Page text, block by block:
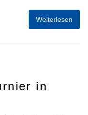
Weiterlesen
in